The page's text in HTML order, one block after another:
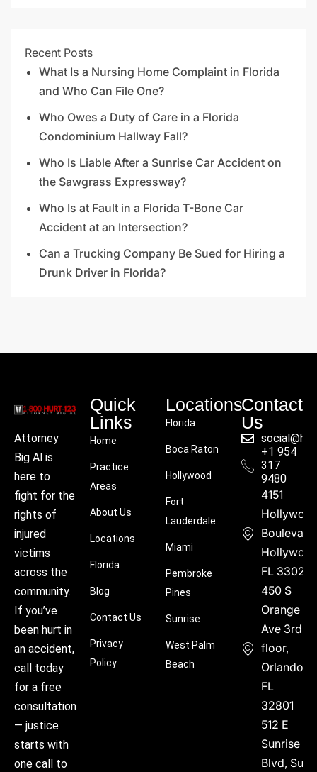
Recent Posts
What Is a Nursing Home Complaint in Florida
and Who Can File One?
Who Owes a Duty of Care in a Florida
Condominium Hallway Fall?
Who Is Liable After a Sunrise Car Accident on
the Sawgrass Expressway?
Who Is at Fault in a Florida T-Bone Car
Accident at an Intersection?
Can a Trucking Company Be Sued for Hiring a
Drunk Driver in Florida?
Attorney
Big Al is
here to
fight for the
rights of
injured
victims
across the
community.
If you’ve
been hurt in
an accident,
call today
for a free
consultation
— justice
starts with
one call to
Quick
Links
Home
Practice
Areas
About Us
Locations
Florida
Blog
Contact Us
Privacy
Policy
Locations
Florida
Boca Raton
Hollywood
Fort
Lauderdale
Miami
Pembroke
Pines
Sunrise
West Palm
Beach
Contact
Us
+1 954
317
9480
4151
Boulevard,
FL 33021
450 S
Orange
Ave 3rd
floor,
Orlando,
FL
32801
512 E
Sunrise
Blvd, Suite